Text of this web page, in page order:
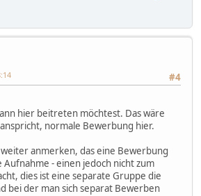
#4
hier beitreten möchtest. Das wäre
normale Bewerbung hier.
anmerken, das eine Bewerbung
- einen jedoch nicht zum
dies ist eine separate Gruppe die
bei der man sich separat Bewerben